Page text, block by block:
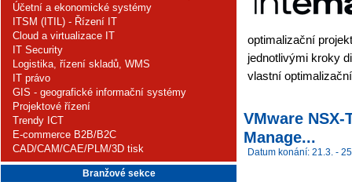
Účetní a ekonomické systémy
ITSM (ITIL) - Řízení IT
Cloud a virtualizace IT
IT Security
Logistika, řízení skladů, WMS
IT právo
GIS - geografické informační systémy
Projektové řízení
Trendy ICT
E-commerce B2B/B2C
CAD/CAM/CAE/PLM/3D tisk
Branžové sekce
optimalizační
jednotlivými kroky
vlastní
VMware
Manage...
Datum konání: 21.3. -